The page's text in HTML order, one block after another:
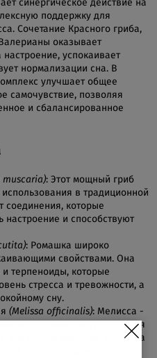
поддержку для
Сочетание Красного гриба,
оказывает
успокаивает
нормализации сна. В
улучшает общее
самочувствие, позволяя
и сбалансированное
: Этот мощный гриб
в традиционной
соединения, которые
настроение и способствуют
: Ромашка широко
свойствами. Она
терпеноиды, которые
стресса и тревожности, а
сну.
(Melissa officinalis): Мелисса -
использовалось для снятия
Его успокаивающие свойства